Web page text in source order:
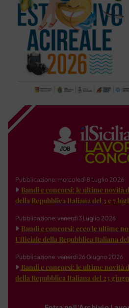
Pubblicazione: mercoledì 8 Luglio 2026
Bandi e concorsi: le ultime novità
della Repubblica Italiana del 3 e 7
Pubblicazione: venerdì 3 Luglio 2026
Bandi e concorsi: ecco le ultime
Ufficiale della Repubblica Italiana
Pubblicazione: venerdì 26 Giugno 2026
Bandi e concorsi: le ultime novità
della Repubblica Italiana del 23